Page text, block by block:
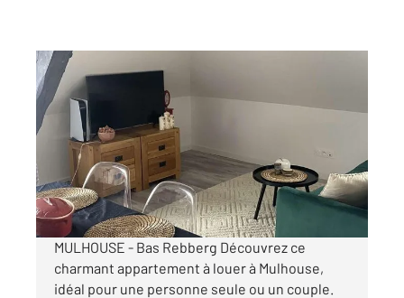
MULHOUSE 68
34,69 m
, 2 pièces
Ref : 2420
Appartement F2 à louer
710 €
par mois charges comprises
MULHOUSE - Bas Rebberg Découvrez ce
charmant appartement à louer à Mulhouse,
idéal pour une personne seule ou un couple.